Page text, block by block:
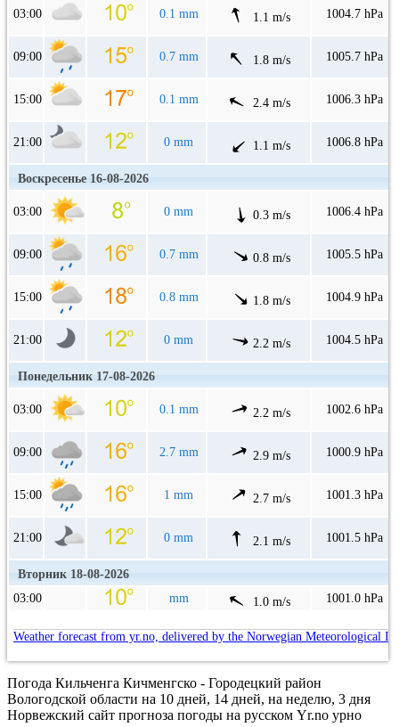
03:00 0.1 mm 1.1 m/s 1004.7 hPa
09:00 0.7 mm 1.8 m/s 1005.7 hPa
15:00 0.1 mm 2.4 m/s 1006.3 hPa
21:00 0 mm 1.1 m/s 1006.8 hPa
Воскресенье 16-08-2026
03:00 0 mm 0.3 m/s 1006.4 hPa
09:00 0.7 mm 0.8 m/s 1005.5 hPa
15:00 0.8 mm 1.8 m/s 1004.9 hPa
21:00 0 mm 2.2 m/s 1004.5 hPa
Понедельник 17-08-2026
03:00 0.1 mm 2.2 m/s 1002.6 hPa
09:00 2.7 mm 2.9 m/s 1000.9 hPa
15:00 1 mm 2.7 m/s 1001.3 hPa
21:00 0 mm 2.1 m/s 1001.5 hPa
Вторник 18-08-2026
03:00
mm 1.0 m/s 1001.0 hPa
Weather forecast from yr.no, delivered by the Norwegian Meteorological
Погода Кильченга Кичменгско - Городецкий район
Вологодской области на 10 дней, 14 дней, на неделю, 3 дня
Норвежский сайт прогноза погоды на русском Yr.no урно